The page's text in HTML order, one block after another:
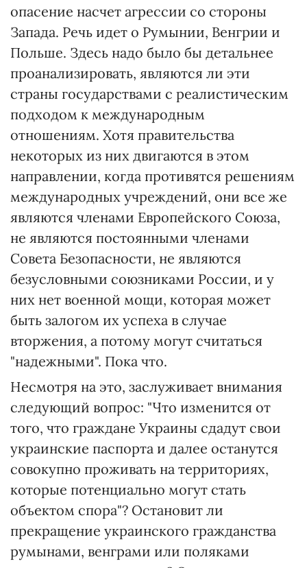
опасение насчет агрессии со стороны
Запада. Речь идет о Румынии, Венгрии и
Польше. Здесь надо было бы детальнее
проанализировать, являются ли эти
страны государствами с реалистическим
подходом к международным
отношениям. Хотя правительства
некоторых из них двигаются в этом
направлении, когда противятся решениям
международных учреждений, они все же
являются членами Европейского Союза,
не являются постоянными членами
Совета Безопасности, не являются
безусловными союзниками России, и у
них нет военной мощи, которая может
быть залогом их успеха в случае
вторжения, а потому могут считаться
"надежными". Пока что.
Несмотря на это, заслуживает внимания
следующий вопрос: "Что изменится от
того, что граждане Украины сдадут свои
украинские паспорта и далее останутся
совокупно проживать на территориях,
которые потенциально могут стать
объектом спора"? Остановит ли
прекращение украинского гражданства
румынами, венграми или поляками